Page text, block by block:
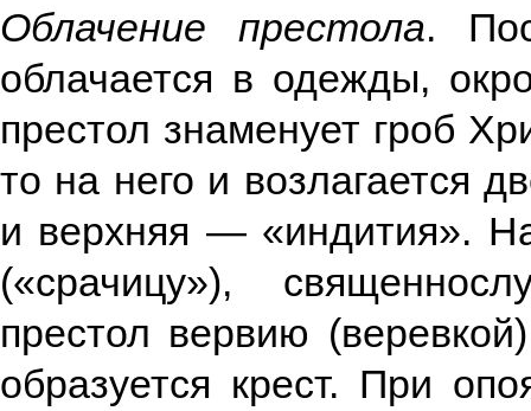
Облачение престола.
облачается в одежды,
престол знаменует гроб
то на него и возлагается
и верхняя — «индития».
(«срачицу»),
престол вервию
образуется крест. При